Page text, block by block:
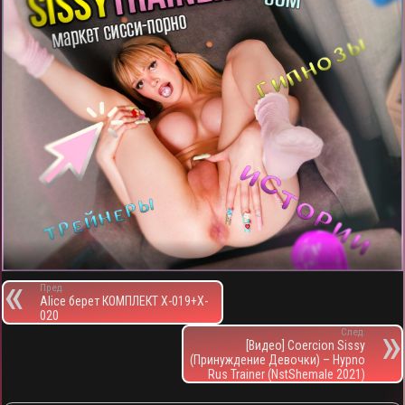
Пред.
Alice берет КОМПЛЕКТ X-019+X-
020
След.
[Видео] Сoercion Sissy
(Принуждение Девочки) – Hypno
Rus Trainer (NstShemale 2021)